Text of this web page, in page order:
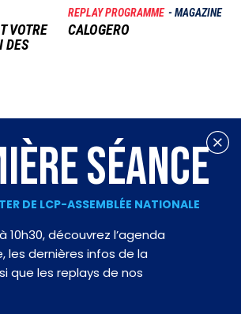
VOTRE
DES
REPLAY PROGRAMME MAGAZINE
CALOGERO
SÉANCE
DE LCP-ASSEMBLÉE NATIONALE
10h30, découvrez l’agenda
les dernières infos de la
que les replays de nos